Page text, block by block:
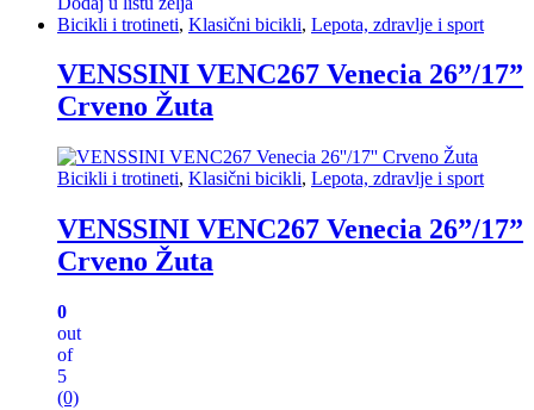
Bicikli i trotineti, Klasični bicikli, Lepota, zdravlje i sport
VENSSINI VENC267 Venecia 26”/17”
Crveno Žuta
Bicikli i trotineti, Klasični bicikli, Lepota, zdravlje i sport
VENSSINI VENC267 Venecia 26”/17”
Crveno Žuta
0
out
of
5
(0)